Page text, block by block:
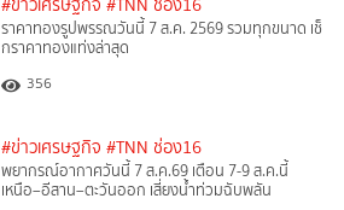
#ข่าวเศรษฐกิจ #TNN ช่อง16
ราคาทองรูปพรรณวันนี้ 7 ส.ค. 2569 รวมทุกขนาด เช็
กราคาทองแท่งล่าสุด
356
#ข่าวเศรษฐกิจ #TNN ช่อง16
พยากรณ์อากาศวันนี้ 7 ส.ค.69 เตือน 7-9 ส.ค.นี้
เหนือ–อีสาน–ตะวันออก เสี่ยงน้ำท่วมฉับพลัน